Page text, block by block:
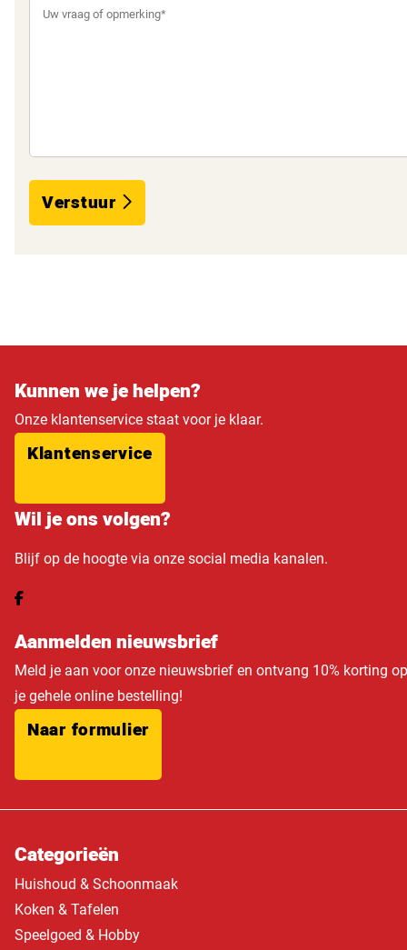
Verstuur
Kunnen we je helpen?
Onze klantenservice staat voor je klaar.
Klantenservice
Wil je ons volgen?
Blijf op de hoogte via onze social media kanalen.
Aanmelden nieuwsbrief
Meld je aan voor onze nieuwsbrief en ontvang 10% korting op
je gehele online bestelling!
Naar formulier
Categorieën
Huishoud & Schoonmaak
Koken & Tafelen
Speelgoed & Hobby